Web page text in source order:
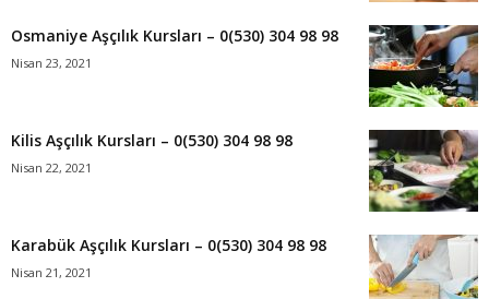
Osmaniye Aşçılık Kursları – 0(530) 304 98 98
Nisan 23, 2021
Kilis Aşçılık Kursları – 0(530) 304 98 98
Nisan 22, 2021
Karabük Aşçılık Kursları – 0(530) 304 98 98
Nisan 21, 2021